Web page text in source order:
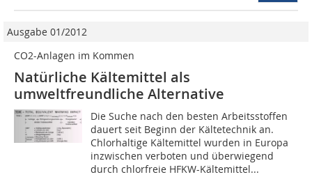
Ausgabe 01/2012
CO2-Anlagen im Kommen
Natürliche Kältemittel als
umweltfreundliche Alternative
Die Suche nach den besten Arbeitsstoffen
dauert seit Beginn der Kältetechnik an.
Chlorhaltige Kältemittel wurden in Europa
inzwischen verboten und überwiegend
durch chlorfreie HFKW-Kältemittel...